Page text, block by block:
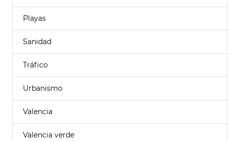
Playas
Sanidad
Tráfico
Urbanismo
Valencia
Valencia verde